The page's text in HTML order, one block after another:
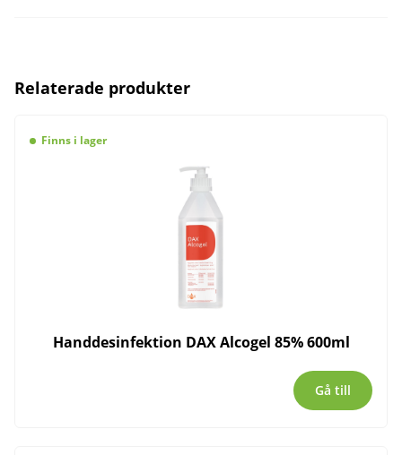
Relaterade produkter
Finns i lager
Handdesinfektion DAX Alcogel 85% 600ml
Gå till